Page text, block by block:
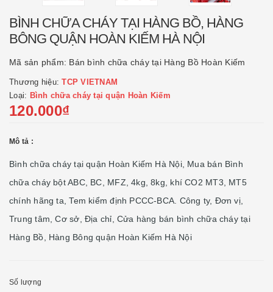
BÌNH CHỮA CHÁY TẠI HÀNG BỒ, HÀNG
BÔNG QUẬN HOÀN KIẾM HÀ NỘI
Mã sản phẩm: Bán bình chữa cháy tại Hàng Bồ Hoàn Kiếm
Thương hiệu:TCP VIETNAM
Loại: Bình chữa cháy tại quận Hoàn Kiếm
120.000₫
Mô tả :
Bình chữa cháy tại quận Hoàn Kiếm Hà Nội, Mua bán Bình
chữa cháy bột ABC, BC, MFZ, 4kg, 8kg, khí CO2 MT3, MT5
chính hãng ta, Tem kiểm định PCCC-BCA. Công ty, Đơn vị,
Trung tâm, Cơ sở, Địa chỉ, Cửa hàng bán bình chữa cháy tại
Hàng Bồ, Hàng Bông quận Hoàn Kiếm Hà Nội
Số lượng